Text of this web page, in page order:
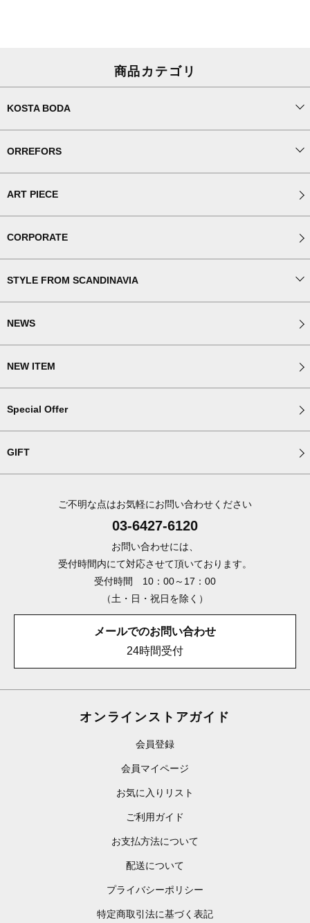
商品カテゴリ
KOSTA BODA
ORREFORS
ART PIECE
CORPORATE
STYLE FROM SCANDINAVIA
NEWS
NEW ITEM
Special Offer
GIFT
ご不明な点はお気軽にお問い合わせください
03-6427-6120
お問い合わせには、
受付時間内にて対応させて頂いております。
受付時間 10：00～17：00
（土・日・祝日を除く）
メールでのお問い合わせ
24時間受付
オンラインストアガイド
会員登録
会員マイページ
お気に入りリスト
ご利用ガイド
お支払方法について
配送について
プライバシーポリシー
特定商取引法に基づく表記